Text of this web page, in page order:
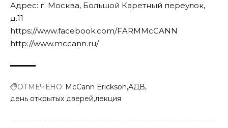
Адрес: г. Москва, Большой Каретный переулок,
д.11
https://www.facebook.com/FARMMcCANN
http://www.mccann.ru/
ОТМЕЧЕНО: McCann Erickson АДВ
день открытых дверей лекция